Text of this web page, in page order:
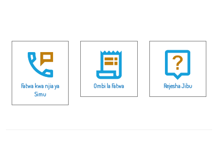
Fatwa kwa njia ya
Simu
Ombi la Fatwa Rejesha Jibu